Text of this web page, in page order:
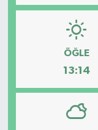
ÖĞLE
13:14